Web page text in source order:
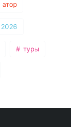
атор
2026
туры